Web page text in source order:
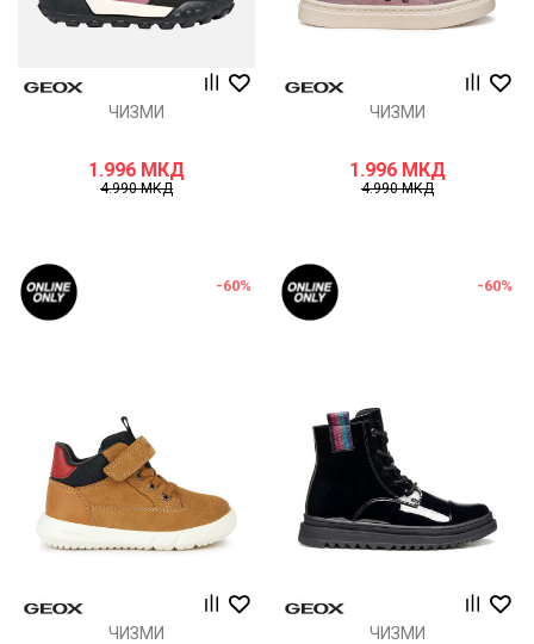
ЧИЗМИ
1.996 МКД
4.990МКД
ЧИЗМИ
1.996 МКД
4.990МКД
-60%
ЧИЗМИ
-60%
ЧИЗМИ